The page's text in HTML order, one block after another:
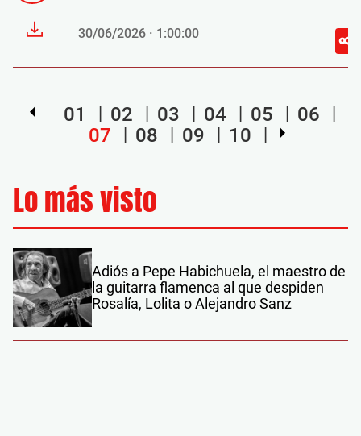
30/06/2026 · 1:00:00
01 02 03 04 05
06
07
08 09 10
Lo más visto
Adiós a Pepe Habichuela, el maestro de
la guitarra flamenca al que despiden
Rosalía, Lolita o Alejandro Sanz